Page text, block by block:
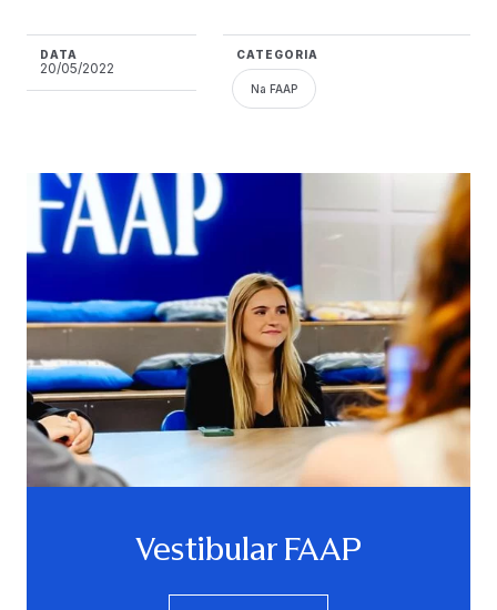
DATA
20/05/2022
CATEGORIA
Na FAAP
Vestibular FAAP